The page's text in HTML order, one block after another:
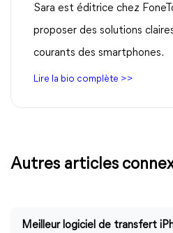
Sara est éditrice chez
proposer des solutions
courants des smartphones.
Lire la bio complète >>
Autres articles